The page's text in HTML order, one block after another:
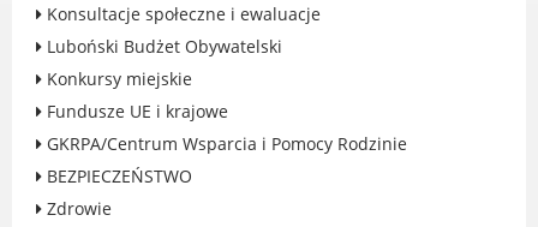
MIASTO LUBOŃ
Władze Miasta
Konsultacje społeczne i ewaluacje
Luboński Budżet Obywatelski
Konkursy miejskie
Fundusze UE i krajowe
GKRPA/Centrum Wsparcia i Pomocy Rodzinie
BEZPIECZEŃSTWO
Zdrowie